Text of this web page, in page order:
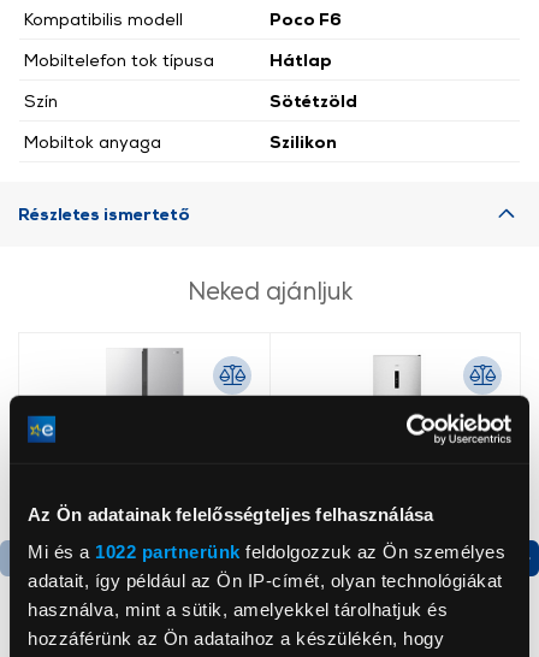
Az Ön adatainak felelősségteljes felhasználása
Mi és a 1022 partnerünk feldolgozzuk az Ön személyes
adatait, így például az Ön IP-címét, olyan technológiákat
használva, mint a sütik, amelyekkel tárolhatjuk és
hozzáférünk az Ön adataihoz a készülékén, hogy
Kompatibilis modell
Poco F6
Mobiltelefon tok típusa
Hátlap
Szín
Sötétzöld
Mobiltok anyaga
Szilikon
Részletes ismertető
Neked ajánljuk
Termék adatlap Termék adatlap